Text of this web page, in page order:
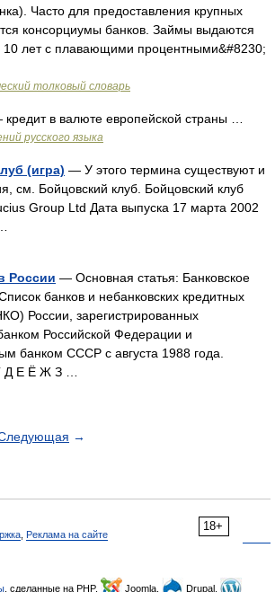
Часто для предоставления крупных
консорциумы банков. Займы выдаются
10 лет с плавающими процентными&#8230;
толковый словарь
в валюте европейской страны …
русского языка
(игра) — У этого термина существуют и
см. Бойцовский клуб. Бойцовский клуб
Group Ltd Дата выпуска 17 марта 2002
России — Основная статья: Банковское
банков и небанковских кредитных
России, зарегистрированных
Российской Федерации и
банком СССР с августа 1988 года.
Д Е Ё Ж З …
→
18+
Реклама на сайте
, сделанные на PHP, Joomla, Drupal,